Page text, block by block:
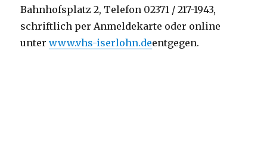
Bahnhofsplatz 2, Telefon 02371 / 217-1943,
schriftlich per Anmeldekarte oder online
unterwww.vhs-iserlohn.deentgegen.